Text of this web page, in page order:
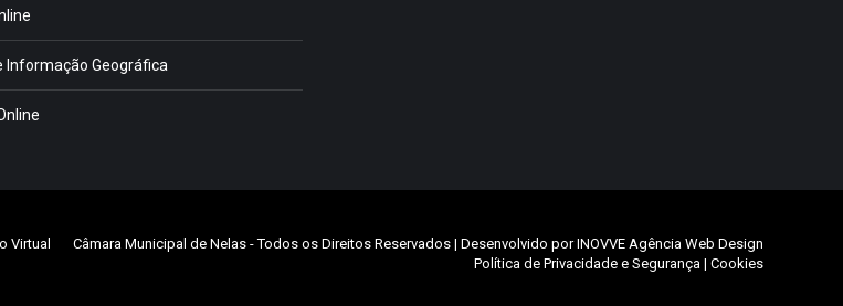
Informação Geográfica
Virtual Câmara Municipal de Nelas - Todos os Direitos Reservados | Desenvolvido porINOVVE Agência Web Design
Política de Privacidade e Segurança | Cookies